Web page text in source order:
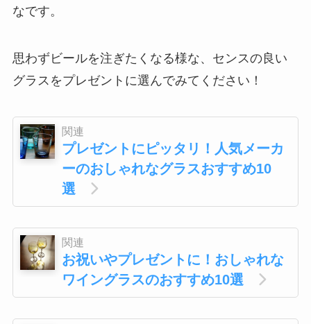
なです。
思わずビールを注ぎたくなる様な、センスの良い
グラスをプレゼントに選んでみてください！
関連
プレゼントにピッタリ！人気メーカ
ーのおしゃれなグラスおすすめ10
選
関連
お祝いやプレゼントに！おしゃれな
ワイングラスのおすすめ10選